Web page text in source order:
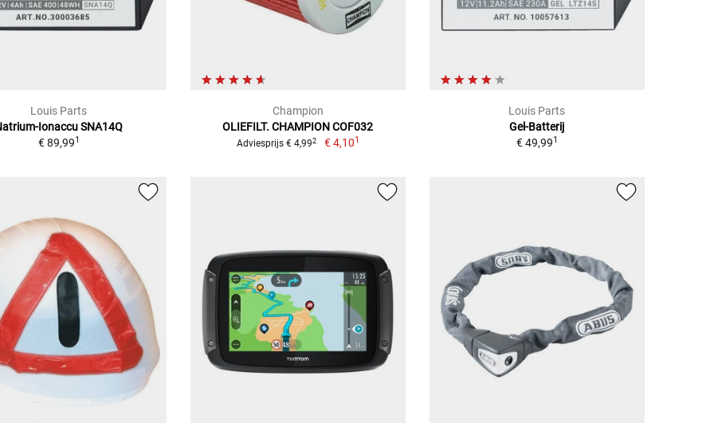
Louis Parts
Ionaccu SNA14Q
€ 89,991
Champion
OLIEFILT. CHAMPION COF032
Adviesprijs € 4,992 € 4,101
Louis Parts
Gel-Batterij
€ 49,991